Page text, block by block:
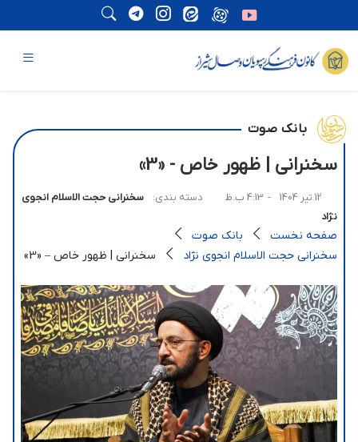
بانک صوت
سخنرانی | ظهور خاص - «3»
12 تیر 1404 - 4:13 ب.ظ دسته بندی:
سخنرانی حجت الاسلام انجوی
نژاد
صفحه نخست
بانک صوت
سخنرانی حجت الاسلام انجوی نژاد
سخنرانی | ظهور خاص – «3»